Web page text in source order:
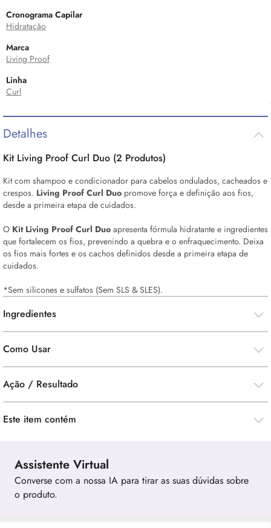
Cronograma Capilar
Hidratação
Marca
Living Proof
Linha
Curl
Detalhes
Kit Living Proof Curl Duo (2 Produtos)
Kit com shampoo e condicionador para cabelos ondulados, cacheados e
crespos. Living Proof Curl Duo promove força e definição aos fios,
desde a primeira etapa de cuidados.
O Kit Living Proof Curl Duo apresenta fórmula hidratante e ingredientes
que fortalecem os fios, prevenindo a quebra e o enfraquecimento. Deixa
os fios mais fortes e os cachos definidos desde a primeira etapa de
cuidados.
*Sem silicones e sulfatos (Sem SLS & SLES).
Ingredientes
Como Usar
Ação / Resultado
Este item contém
Assistente Virtual
Converse com a nossa IA para tirar as suas dúvidas sobre
o produto.